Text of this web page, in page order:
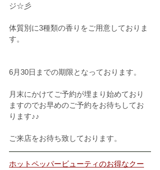
ジ☆彡
体質別に3種類の香りをご用意しておりま
す。
6月30日までの期限となっております。
月末にかけてご予約が埋まり始めており
ますのでお早めのご予約をお待ちしてお
ります♪♪
ご来店をお待ち致しております。
ホットペッパービューティのお得なクー